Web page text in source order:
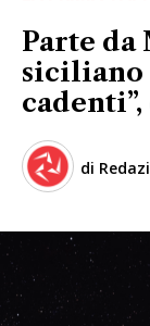
Parte da
siciliano
di